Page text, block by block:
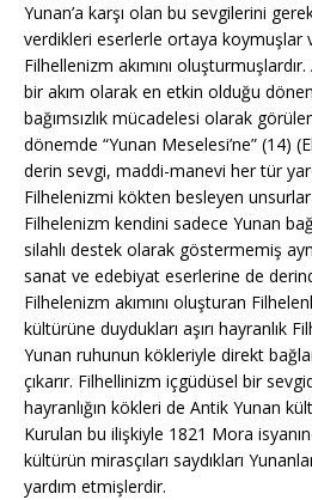
Yunan’a karşı olan bu sevgilerini
verdikleri eserlerle ortaya koymuşlar
Filhellenizm akımını
bir akım olarak en etkin olduğu
bağımsızlık mücadelesi olarak
dönemde “Yunan Meselesi’ne” (14)
derin sevgi, maddi-manevi her tür
Filhelenizmi kökten besleyen unsurlar
Filhelenizm kendini sadece Yunan
silahlı destek olarak göstermemiş
sanat ve edebiyat eserlerine de
Filhelenizm akımını oluşturan
kültürüne duydukları aşırı hayranlık
Yunan ruhunun kökleriyle direkt
çıkarır. Filhellinizm içgüdüsel bir
hayranlığın kökleri de Antik Yunan
Kurulan bu ilişkiyle 1821 Mora
kültürün mirasçıları saydıkları
yardım etmişlerdir.